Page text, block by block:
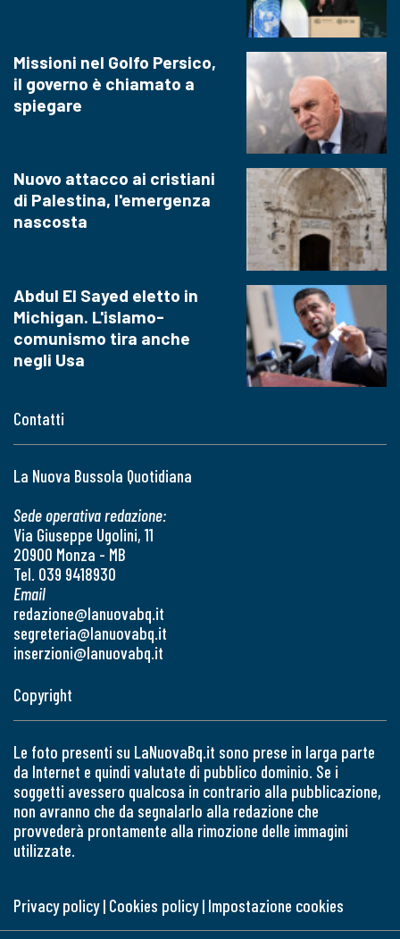
Contatti
La Nuova Bussola Quotidiana
Sede operativa redazione:
Via Giuseppe Ugolini, 11
20900 Monza - MB
Tel. 039 9418930
Email
redazione@lanuovabq.it
segreteria@lanuovabq.it
inserzioni@lanuovabq.it
Missioni nel Golfo Persico,
il governo è chiamato a
spiegare
Nuovo attacco ai cristiani
di Palestina, l'emergenza
nascosta
Abdul El Sayed eletto in
Michigan. L'islamo-
comunismo tira anche
negli Usa
Copyright
Le foto presenti su LaNuovaBq.it sono prese in larga parte
da Internet e quindi valutate di pubblico dominio. Se i
soggetti avessero qualcosa in contrario alla pubblicazione,
non avranno che da segnalarlo alla redazione che
provvederà prontamente alla rimozione delle immagini
utilizzate.
Privacy policy| Cookies policy| Impostazione cookies